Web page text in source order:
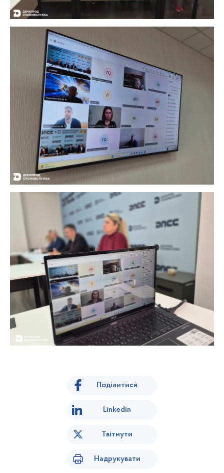
Поділитися
Linkedin
Твітнути
Надрукувати